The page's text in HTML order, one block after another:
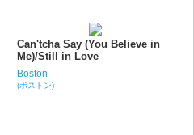
Can'tcha Say (You Believe in
Me)/Still in Love
Boston
(ボストン)